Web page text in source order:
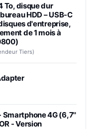
To, disque dur
HDD – USB-C
d'entreprise,
de 1 mois à
Tiers)
4G (6,7''
- Version